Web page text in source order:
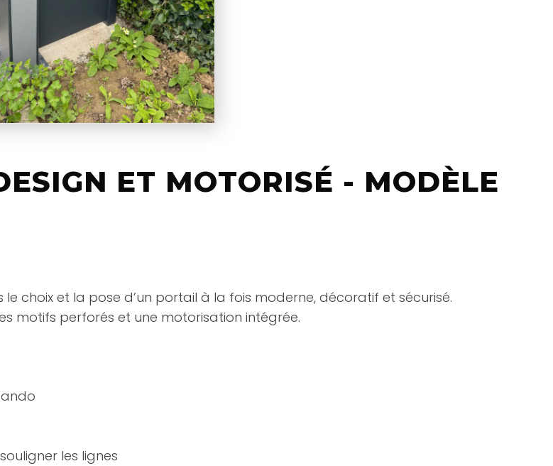
ET MOTORISÉ - MODÈLE
choix et la pose d’un portail à la fois moderne, décoratif et sécurisé.
motifs perforés et une motorisation intégrée.
les lignes